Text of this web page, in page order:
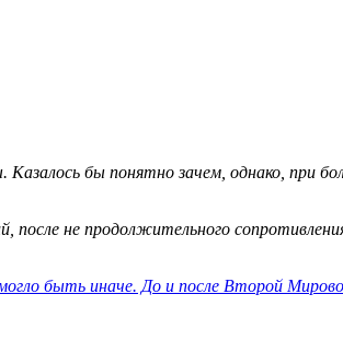
бы понятно зачем, однако, при
после не продолжительного
быть иначе. До и после Второй